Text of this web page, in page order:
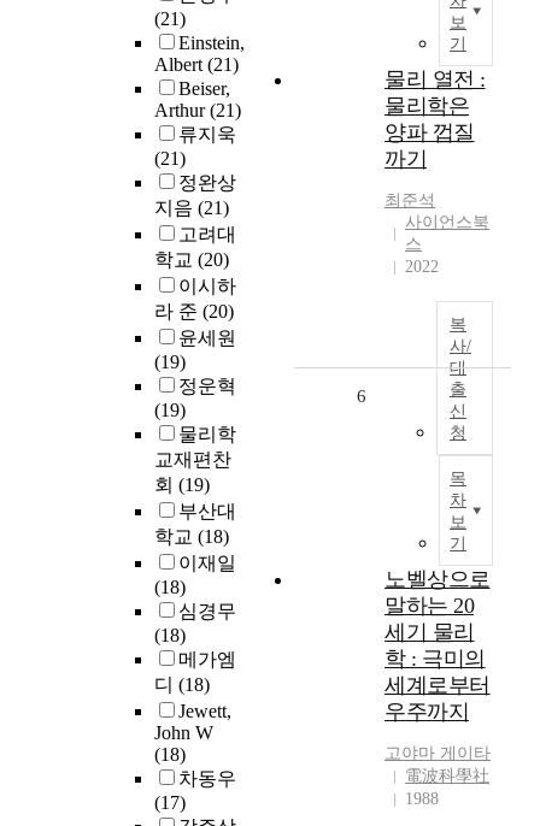
(21)
Einstein,
Albert(21)
Beiser,
Arthur(21)
류지욱
(21)
정완상
지음 (21)
고려대
학교 (20)
이시하
라 준 (20)
윤세원
(19)
정운혁
(19)
물리학
교재편찬
회 (19)
부산대
학교 (18)
이재일
(18)
심경무
(18)
메가엠
디 (18)
Jewett,
John W
(18)
차동우
(17)
보
기
물리 열전 :
물리학은
양파 껍질
까기
최준석
사이언스북
스
2022
복
사/
대
출
신
청
목
차
보
기
6
노벨상으로
말하는 20
세기 물리
학 : 극미의
세계로부터
우주까지
고야마 게이타
電波科學社
1988